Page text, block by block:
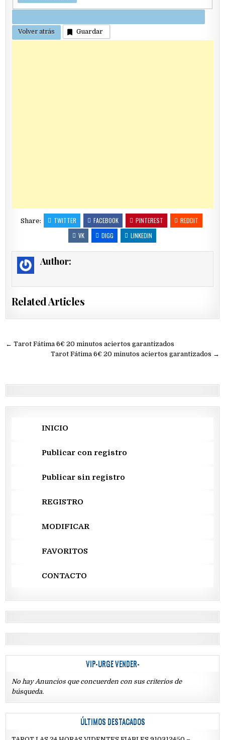
Guardar
Share: TWITTER FACEBOOK PINTEREST
REDDIT
VK
DIGG LINKEDIN
Author:
Related Articles
Navegación
← Tarot Fátima 6€ 20 minutos aciertos garantizados
Tarot Fátima 6€ 20 minutos aciertos garantizados →
INICIO
Publicar con registro
Publicar sin registro
REGISTRO
MODIFICAR
FAVORITOS
CONTACTO
VIP-URGE VENDER-
No hay Anuncios que concuerden con sus criterios de
búsqueda.
ÚLTIMOS DESTACADOS